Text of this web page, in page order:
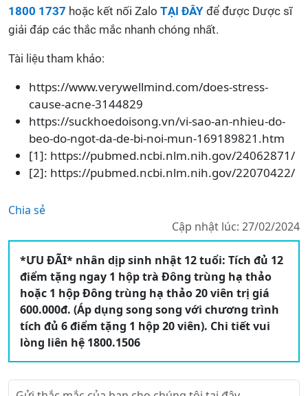
1800 1737 hoặc kết nối Zalo TẠI ĐÂY để được Dược sĩ
giải đáp các thắc mắc nhanh chóng nhất.
Tài liệu tham khảo:
https://www.verywellmind.com/does-stress-
cause-acne-3144829
https://suckhoedoisong.vn/vi-sao-an-nhieu-do-
beo-do-ngot-da-de-bi-noi-mun-169189821.htm
[1]: https://pubmed.ncbi.nlm.nih.gov/24062871/
[2]: https://pubmed.ncbi.nlm.nih.gov/22070422/
Chia sẻ
Cập nhật lúc: 27/02/2024
*ƯU ĐÃI* nhân dịp sinh nhật 12 tuổi: Tích đủ 12
điểm tặng ngay 1 hộp trà Đông trùng hạ thảo
hoặc 1 hộp Đông trùng hạ thảo 20 viên trị giá
600.000đ. (Áp dụng song song với chương trình
tích đủ 6 điểm tặng 1 hộp 20 viên). Chi tiết vui
lòng liên hệ 1800.1506